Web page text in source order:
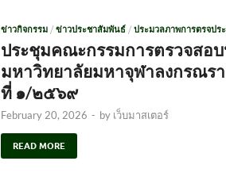
ข่าวกิจกรรม / ข่าวประชาสัมพันธ์ / ประมวลภาพการตรจปร
ประชุมคณะกรรมการตรวจสอบ
มหาวิทยาลัยมหาจุฬาลงกรณร
ที่ ๑/๒๕๖๙
February 20, 2026 - by เว็บมาสเตอร์
READ MORE